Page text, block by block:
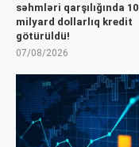
səhmləri qarşılığında 10
milyard dollarlıq kredit
götürüldü!
07/08/2026